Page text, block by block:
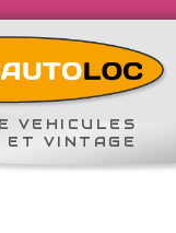
VEHICULES
ET VINTAGE